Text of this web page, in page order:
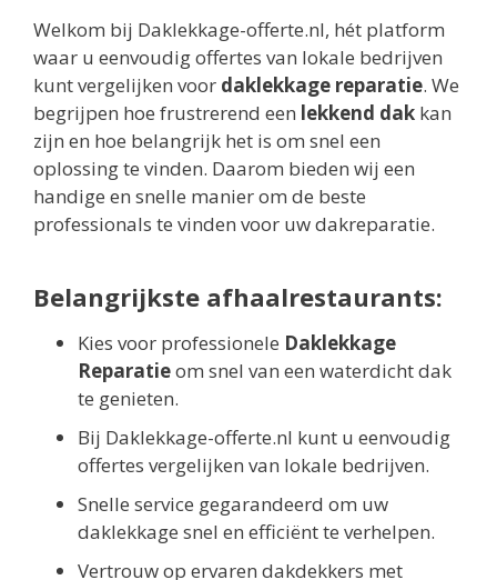
Welkom bij Daklekkage-offerte.nl, hét platform
waar u eenvoudig offertes van lokale bedrijven
kunt vergelijken voor daklekkage reparatie. We
begrijpen hoe frustrerend een lekkend dak kan
zijn en hoe belangrijk het is om snel een
oplossing te vinden. Daarom bieden wij een
handige en snelle manier om de beste
professionals te vinden voor uw dakreparatie.
Belangrijkste afhaalrestaurants:
Kies voor professionele Daklekkage
Reparatieom snel van een waterdicht dak
te genieten.
Bij Daklekkage-offerte.nl kunt u eenvoudig
offertes vergelijken van lokale bedrijven.
Snelle service gegarandeerd om uw
daklekkage snel en efficiënt te verhelpen.
Vertrouw op ervaren dakdekkers met